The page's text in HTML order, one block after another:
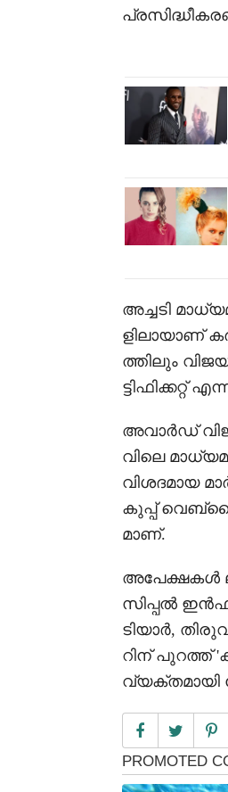
അച്ചടി
ളിലായാണ്
ത്തിലും
ട്ടിഫിക്കറ്റ്
അവാർഡ്
വിലെ
വിശദമായ
കുപ്പ്
മാണ്.
അപേക്ഷകൾ
സിപ്പൽ
ടിയാർ,
റിന് പുറത്ത്
വ്യക്തമായി